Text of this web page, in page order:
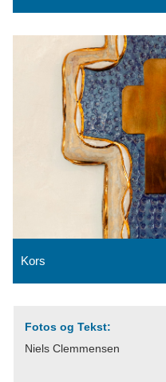
Kors
Fotos og Tekst:
Niels Clemmensen